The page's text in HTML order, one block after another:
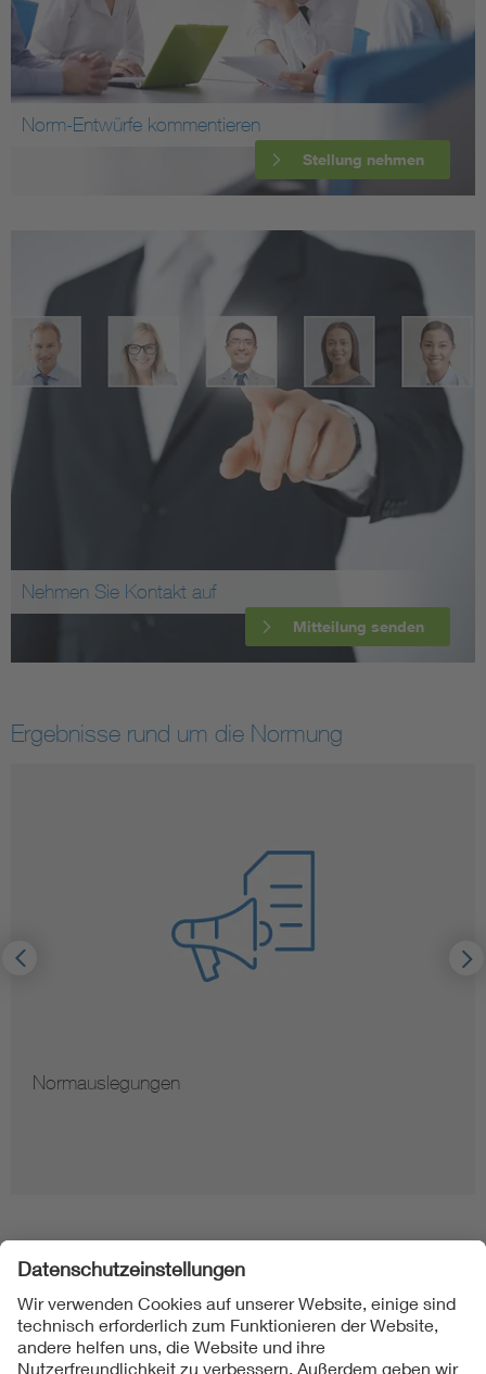
Norm-Entwürfe kommentieren
Stellung nehmen
Nehmen Sie Kontakt auf
Mitteilung senden
Ergebnisse rund um die Normung
Normauslegungen
Folgen Sie uns